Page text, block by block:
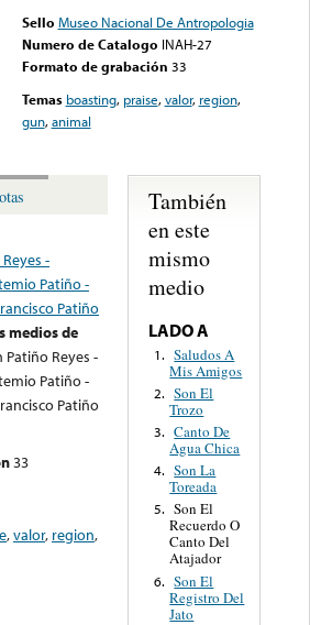
Sello Museo Nacional De Antropologia
Numero de Catalogo INAH-27
Formato de grabación 33
Temas boasting, praise,valor, region,
gun,animal
-
Patiño -
Patiño
medios de
Patiño Reyes -
Patiño -
Patiño
33
,valor, region,
También
en este
mismo
medio
LADO A
1. Saludos A
Mis Amigos
2. Son El
Trozo
3. Canto De
Agua Chica
4. Son La
Toreada
5. Son El
Recuerdo O
Canto Del
Atajador
6. Son El
Registro Del
Jato